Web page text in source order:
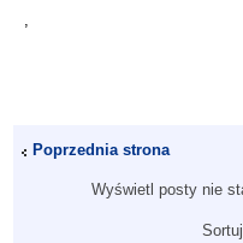
Poprzednia strona
Wyświetl posty nie